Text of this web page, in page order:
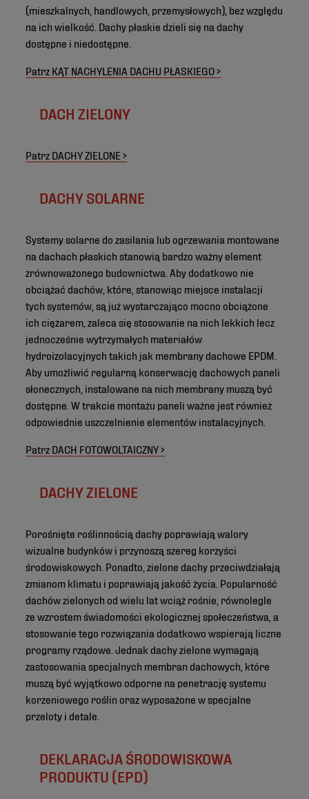
(mieszkalnych, handlowych, przemysłowych), bez względu
na ich wielkość. Dachy płaskie dzieli się na dachy
dostępne i niedostępne.
Patrz KĄT NACHYLENIA DACHU PŁASKIEGO >
DACH ZIELONY
Patrz DACHY ZIELONE >
DACHY SOLARNE
Systemy solarne do zasilania lub ogrzewania montowane
na dachach płaskich stanowią bardzo ważny element
zrównoważonego budownictwa. Aby dodatkowo nie
obciążać dachów, które, stanowiąc miejsce instalacji
tych systemów, są już wystarczająco mocno obciążone
ich ciężarem, zaleca się stosowanie na nich lekkich lecz
jednocześnie wytrzymałych materiałów
hydroizolacyjnych takich jak membrany dachowe EPDM.
Aby umożliwić regularną konserwację dachowych paneli
słonecznych, instalowane na nich membrany muszą być
dostępne. W trakcie montażu paneli ważne jest również
odpowiednie uszczelnienie elementów instalacyjnych.
Patrz DACH FOTOWOLTAICZNY >
DACHY ZIELONE
Porośnięte roślinnością dachy poprawiają walory
wizualne budynków i przynoszą szereg korzyści
środowiskowych. Ponadto, zielone dachy przeciwdziałają
zmianom klimatu i poprawiają jakość życia. Popularność
dachów zielonych od wielu lat wciąż rośnie, równolegle
ze wzrostem świadomości ekologicznej społeczeństwa, a
stosowanie tego rozwiązania dodatkowo wspierają liczne
programy rządowe. Jednak dachy zielone wymagają
zastosowania specjalnych membran dachowych, które
muszą być wyjątkowo odporne na penetrację systemu
korzeniowego roślin oraz wyposażone w specjalne
przeloty i detale.
DEKLARACJA ŚRODOWISKOWA
PRODUKTU (EPD)